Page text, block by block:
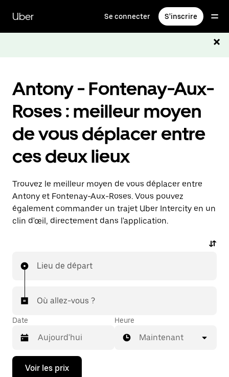
contenu
principal
Uber Se connecter S'inscrire
Antony - Fontenay-Aux-
Roses : meilleur moyen
de vous déplacer entre
ces deux lieux
Trouvez le meilleur moyen de vous déplacer entre
Antony et Fontenay-Aux-Roses. Vous pouvez
également commander un trajet Uber Intercity en un
clin d'œil, directement dans l'application.
Lieu de départ
Où allez-vous ?
Date
Appuyez
Heure
Maintenant
Voir les prix